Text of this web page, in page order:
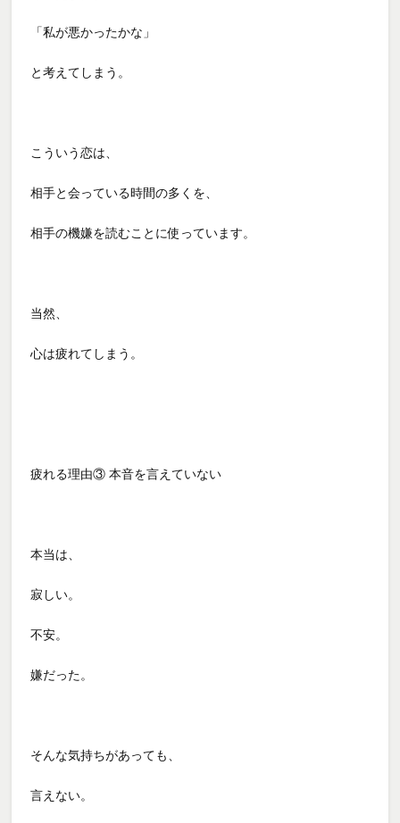
「私が悪かったかな」
と考えてしまう。
こういう恋は、
相手と会っている時間の多くを、
相手の機嫌を読むことに使っています。
当然、
心は疲れてしまう。
疲れる理由③ 本音を言えていない
本当は、
寂しい。
不安。
嫌だった。
そんな気持ちがあっても、
言えない。